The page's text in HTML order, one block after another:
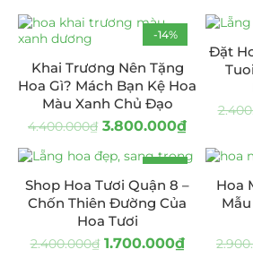
-14%
Khai Trương Nên Tặng
Hoa Gì? Mách Bạn Kệ Hoa
Màu Xanh Chủ Đạo
4.400.000₫ 3.800.000₫
Đặt
-29%
Shop Hoa Tươi Quận 8 –
Chốn Thiên Đường Của
Hoa Tươi
2.400.000₫ 1.700.000₫
Hoa